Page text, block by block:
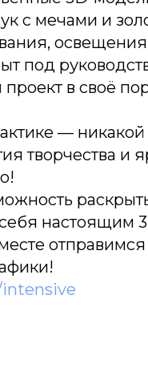
с мечами и
освещения
под
в своё
—
творчества и
настоящим